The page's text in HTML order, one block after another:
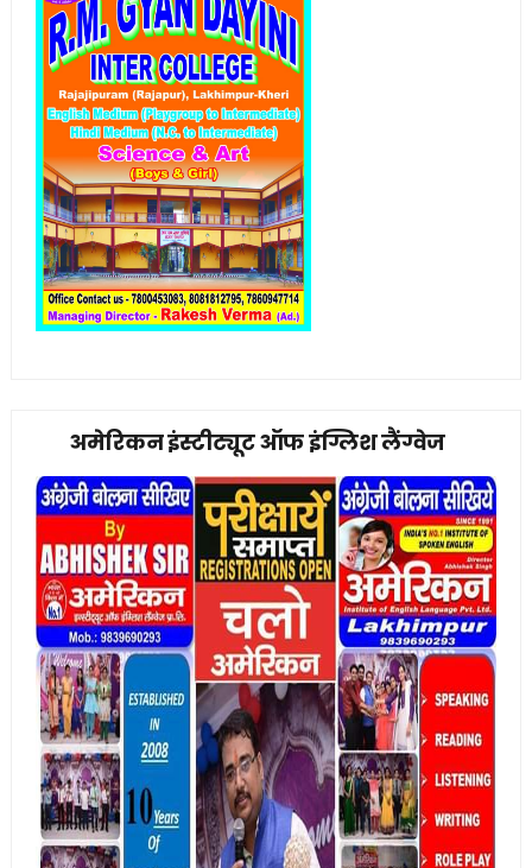
अमेरिकन इंस्टीट्यूट ऑफ इंग्लिश लैंग्वेज